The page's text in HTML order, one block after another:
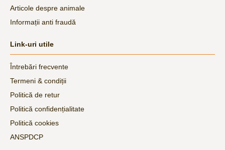
Articole despre animale
Informații anti fraudă
Link-uri utile
Întrebări frecvente
Termeni & condiții
Politică de retur
Politică confidențialitate
Politică cookies
ANSPDCP